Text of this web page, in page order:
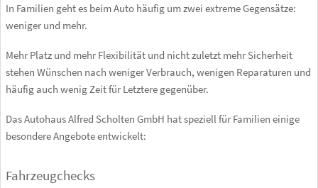
In Familien geht es beim Auto häufig um zwei extreme Gegensätze:
weniger und mehr.
Mehr Platz und mehr Flexibilität und nicht zuletzt mehr Sicherheit
stehen Wünschen nach weniger Verbrauch, wenigen Reparaturen und
häufig auch wenig Zeit für Letztere gegenüber.
Das Autohaus Alfred Scholten GmbH hat speziell für Familien einige
besondere Angebote entwickelt:
Fahrzeugchecks